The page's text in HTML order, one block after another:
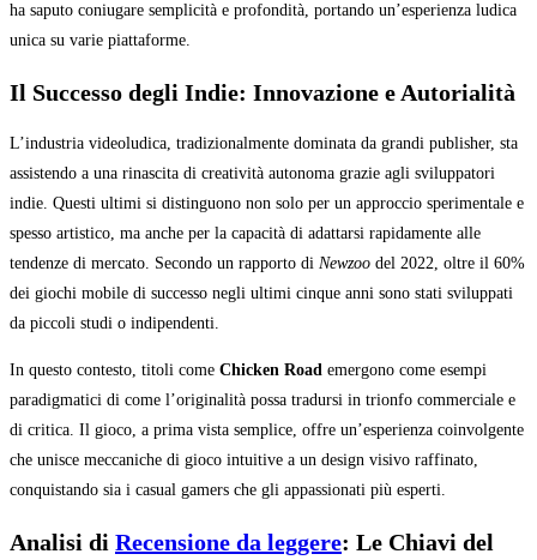
ha saputo coniugare semplicità e profondità, portando un’esperienza ludica
unica su varie piattaforme.
Il Successo degli Indie: Innovazione e Autorialità
L’industria videoludica, tradizionalmente dominata da grandi publisher, sta
assistendo a una rinascita di creatività autonoma grazie agli sviluppatori
indie. Questi ultimi si distinguono non solo per un approccio sperimentale e
spesso artistico, ma anche per la capacità di adattarsi rapidamente alle
tendenze di mercato. Secondo un rapporto di Newzoo del 2022, oltre il 60%
dei giochi mobile di successo negli ultimi cinque anni sono stati sviluppati
da piccoli studi o indipendenti.
In questo contesto, titoli come Chicken Road emergono come esempi
paradigmatici di come l’originalità possa tradursi in trionfo commerciale e
di critica. Il gioco, a prima vista semplice, offre un’esperienza coinvolgente
che unisce meccaniche di gioco intuitive a un design visivo raffinato,
conquistando sia i casual gamers che gli appassionati più esperti.
Analisi di Recensione da leggere: Le Chiavi del